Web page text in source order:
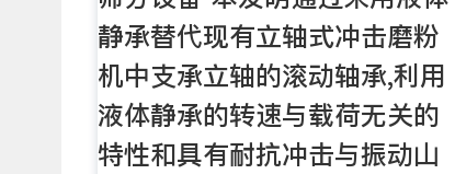
静承替代现有立轴式冲击磨粉
机中支承立轴的滚动轴承,利用
液体静承的转速与载荷无关的
特性和具有耐抗冲击与振动山